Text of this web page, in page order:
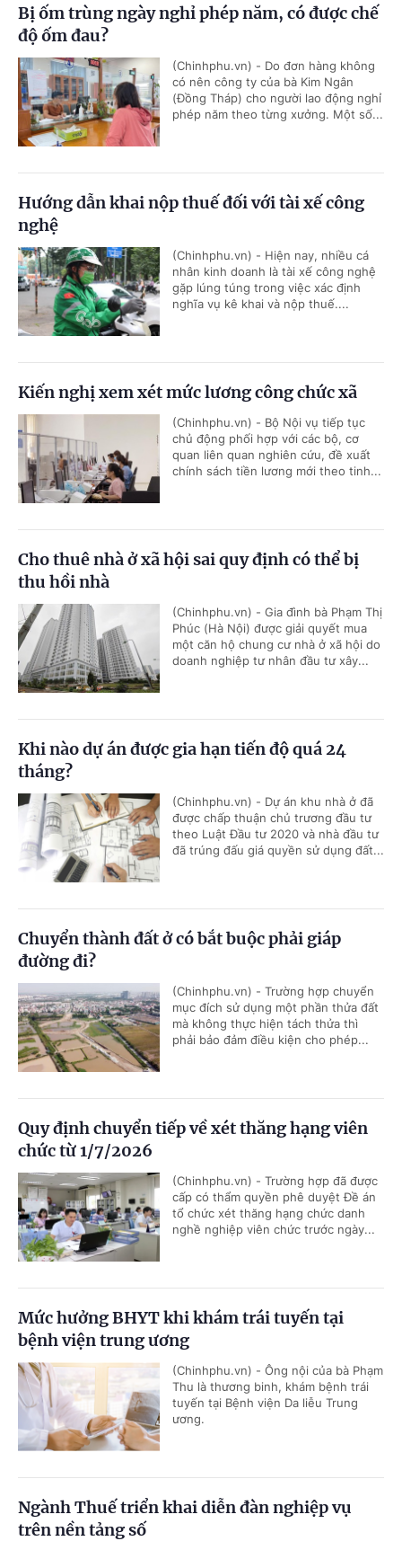
Bị ốm trùng ngày nghỉ phép năm, có được chế
độ ốm đau?
(Chinhphu.vn) - Do đơn hàng không
có nên công ty của bà Kim Ngân
(Đồng Tháp) cho người lao động nghỉ
phép năm theo từng xưởng. Một số...
Hướng dẫn khai nộp thuế đối với tài xế công
nghệ
(Chinhphu.vn) - Hiện nay, nhiều cá
nhân kinh doanh là tài xế công nghệ
gặp lúng túng trong việc xác định
nghĩa vụ kê khai và nộp thuế....
Kiến nghị xem xét mức lương công chức xã
(Chinhphu.vn) - Bộ Nội vụ tiếp tục
chủ động phối hợp với các bộ, cơ
quan liên quan nghiên cứu, đề xuất
chính sách tiền lương mới theo tinh...
Cho thuê nhà ở xã hội sai quy định có thể bị
thu hồi nhà
(Chinhphu.vn) - Gia đình bà Phạm Thị
Phúc (Hà Nội) được giải quyết mua
một căn hộ chung cư nhà ở xã hội do
doanh nghiệp tư nhân đầu tư xây...
Khi nào dự án được gia hạn tiến độ quá 24
tháng?
(Chinhphu.vn) - Dự án khu nhà ở đã
được chấp thuận chủ trương đầu tư
theo Luật Đầu tư 2020 và nhà đầu tư
đã trúng đấu giá quyền sử dụng đất...
Chuyển thành đất ở có bắt buộc phải giáp
đường đi?
(Chinhphu.vn) - Trường hợp chuyển
mục đích sử dụng một phần thửa đất
mà không thực hiện tách thửa thì
phải bảo đảm điều kiện cho phép...
Quy định chuyển tiếp về xét thăng hạng viên
chức từ 1/7/2026
(Chinhphu.vn) - Trường hợp đã được
cấp có thẩm quyền phê duyệt Đề án
tổ chức xét thăng hạng chức danh
nghề nghiệp viên chức trước ngày...
Mức hưởng BHYT khi khám trái tuyến tại
bệnh viện trung ương
(Chinhphu.vn) - Ông nội của bà Phạm
Thu là thương binh, khám bệnh trái
tuyến tại Bệnh viện Da liễu Trung
ương.
Ngành Thuế triển khai diễn đàn nghiệp vụ
trên nền tảng số